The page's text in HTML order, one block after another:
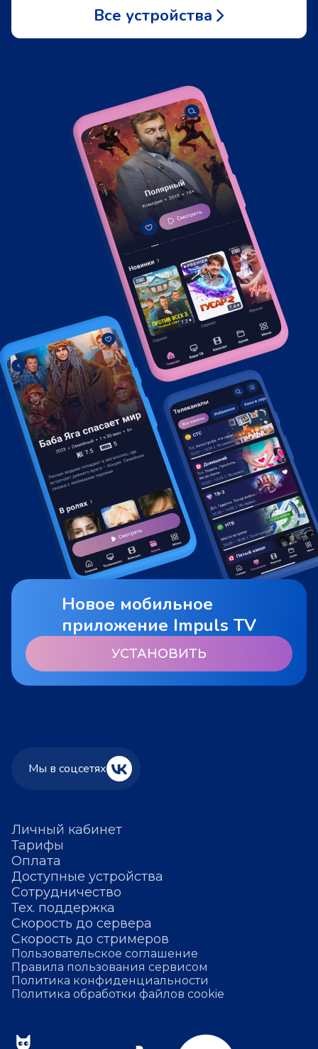
Все устройства
Новое мобильное
приложение Impuls TV
УСТАНОВИТЬ
Личный кабинет
Тарифы
Оплата
Доступные устройства
Сотрудничество
Тех. поддержка
Скорость до сервера
Скорость до стримеров
Пользовательское соглашение
Правила пользования сервисом
Политика конфиденциальности
Политика обработки файлов cookie
Мы в соцсетях